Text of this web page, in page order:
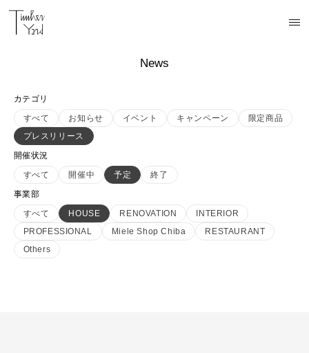
News
カテゴリ
すべて
お知らせ イベント キャンペーン
限定商品
プレスリリース
開催状況
すべて
開催中 予定
終了
事業部
すべて
HOUSE RENOVATION
INTERIOR
PROFESSIONAL
Miele Shop Chiba
RESTAURANT
Others